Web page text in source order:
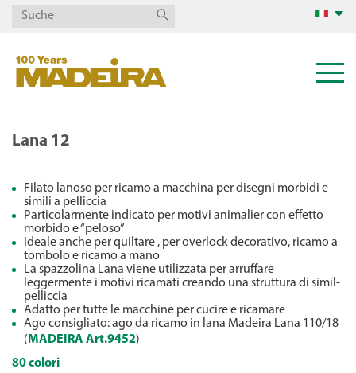
Lana 12
Filato lanoso per ricamo a macchina per disegni morbidi e
simili a pelliccia
Particolarmente indicato per motivi animalier con effetto
morbido e “peloso”
Ideale anche per quiltare , per overlock decorativo, ricamo a
tombolo e ricamo a mano
La spazzolina Lana viene utilizzata per arruffare
leggermente i motivi ricamati creando una struttura di simil-
pelliccia
Adatto per tutte le macchine per cucire e ricamare
Ago consigliato: ago da ricamo in lana Madeira Lana 110/18
(MADEIRA Art.9452)
80 colori